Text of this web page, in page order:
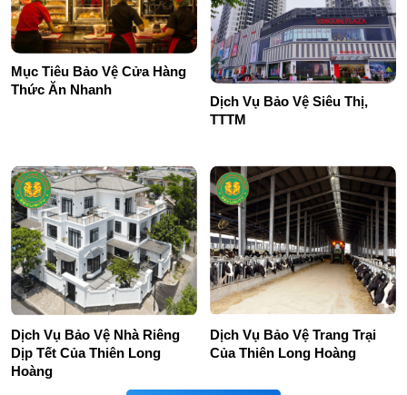
Mục Tiêu Bảo Vệ Cửa Hàng
Thức Ăn Nhanh
Dịch Vụ Bảo Vệ Siêu Thị,
TTTM
Dịch Vụ Bảo Vệ Nhà Riêng
Dịp Tết Của Thiên Long
Hoàng
Dịch Vụ Bảo Vệ Trang Trại
Của Thiên Long Hoàng